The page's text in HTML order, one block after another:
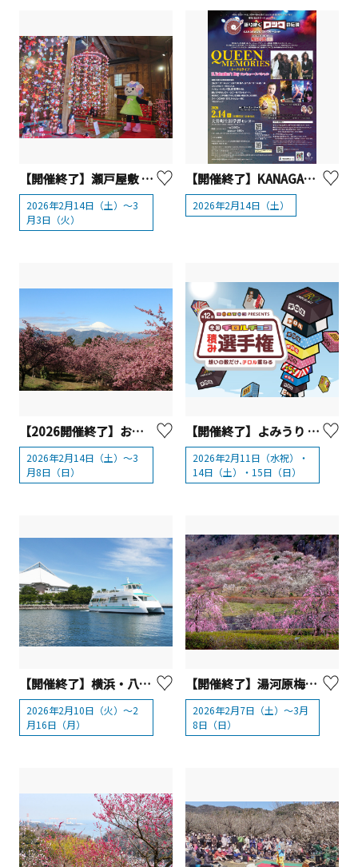
【開催終了】瀬戸屋敷 ひなまつり【開成町】
2026年2月14日（土）～3
月3日（火）
【開催終了】KANAGAWA ロックサーキット 「語り継ぐロックの伝説」QUEEN MEMORIES ＜トーク＆ライブ＞ St.Valentine’s Day ロッキュー・スペシャル
2026年2月14日（土）
【2026開催終了】おおいゆめの里 「大井里山花まつり」
2026年2月14日（土）～3
月8日（日）
【開催終了】よみうり ランド 「全国チロルチョコ積み選手権」
2026年2月11日（水祝）・
14日（土）・15日（日）
【開催終了】横浜・八景島シーパラダイス シーパラをお得に楽しめるスペシャル企画『三浦半島地域感謝キャンペーン』
2026年2月10日（火）～2
月16日（月）
【開催終了】湯河原梅林「梅の宴」【湯河原町】
2026年2月7日（土）～3月
8日（日）